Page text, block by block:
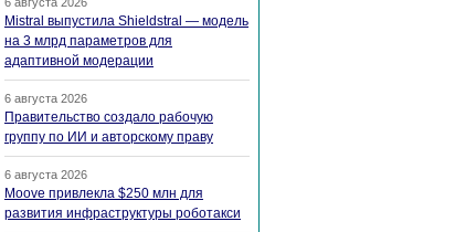
Mistral выпустила Shieldstral — модель
на 3 млрд параметров для
адаптивной модерации
6 августа 2026
Правительство создало рабочую
группу по ИИ и авторскому праву
6 августа 2026
Moove привлекла $250 млн для
развития инфраструктуры роботакси